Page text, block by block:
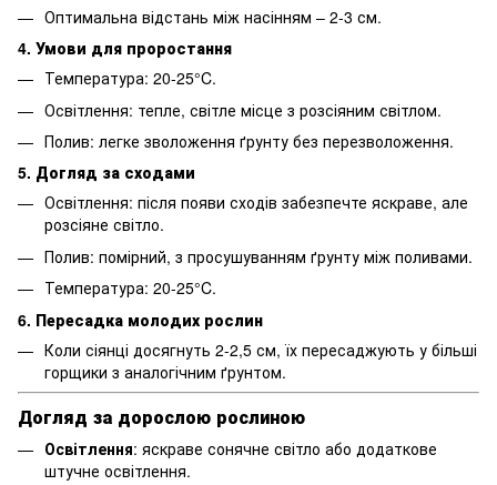
Оптимальна відстань між насінням – 2-3 см.
4. Умови для проростання
Температура: 20-25°C.
Освітлення: тепле, світле місце з розсіяним світлом.
Полив: легке зволоження ґрунту без перезволоження.
5. Догляд за сходами
Освітлення: після появи сходів забезпечте яскраве, але
розсіяне світло.
Полив: помірний, з просушуванням ґрунту між поливами.
Температура: 20-25°C.
6. Пересадка молодих рослин
Коли сіянці досягнуть 2-2,5 см, їх пересаджують у більші
горщики з аналогічним ґрунтом.
Догляд за дорослою рослиною
Освітлення: яскраве сонячне світло або додаткове
штучне освітлення.